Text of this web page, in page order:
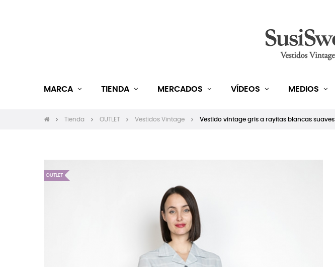
MARCA TIENDA MERCADOS VÍDEOS MEDIOS
Tienda OUTLET Vestidos Vintage Vestido vintage gris a rayitas blancas suaves
OUTLET